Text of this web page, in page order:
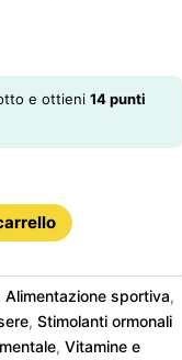
e ottieni14punti
Alimentazione sportiva,
,Stimolanti ormonali
,Vitamine e